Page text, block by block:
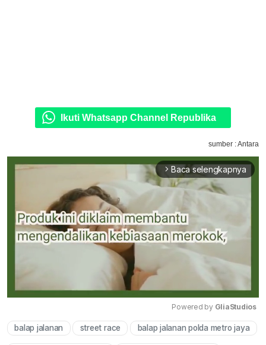
Ikuti Whatsapp Channel Republika
sumber : Antara
arrow_forward_ios Baca selengkapnya
Mute
Powered by GliaStudios
balap jalanan street race balap jalanan polda metro jaya